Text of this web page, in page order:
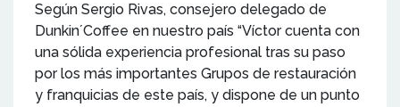
Según Sergio Rivas, consejero delegado de
Dunkin´Coffee en nuestro país “Víctor cuenta con
una sólida experiencia profesional tras su paso
por los más importantes Grupos de restauración
y franquicias de este país, y dispone de un punto